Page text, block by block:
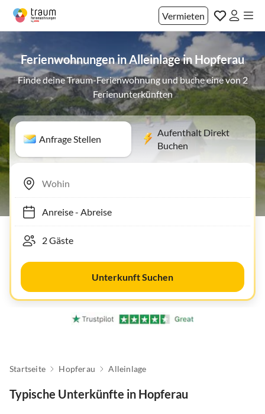
Vermieten
Ferienwohnungen in Alleinlage in Hopferau
Finde deine Traum-Ferienwohnung und buche eine von 2
Ferienunterkünften
Anfrage Stellen
Aufenthalt Direkt
Buchen
Anreise- Abreise
Unterkunft Suchen
Startseite Hopferau Alleinlage
Typische Unterkünfte in Hopferau